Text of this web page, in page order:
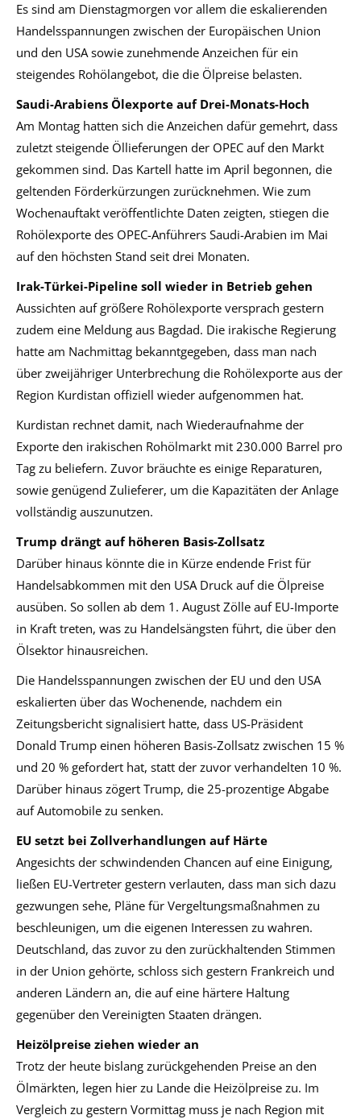
Es sind am Dienstagmorgen vor allem die eskalierenden
Handelsspannungen zwischen der Europäischen Union
und den USA sowie zunehmende Anzeichen für ein
steigendes Rohölangebot, die die Ölpreise belasten.
Saudi-Arabiens Ölexporte auf Drei-Monats-Hoch
Am Montag hatten sich die Anzeichen dafür gemehrt, dass
zuletzt steigende Öllieferungen der OPEC auf den Markt
gekommen sind. Das Kartell hatte im April begonnen, die
geltenden Förderkürzungen zurücknehmen. Wie zum
Wochenauftakt veröffentlichte Daten zeigten, stiegen die
Rohölexporte des OPEC-Anführers Saudi-Arabien im Mai
auf den höchsten Stand seit drei Monaten.
Irak-Türkei-Pipeline soll wieder in Betrieb gehen
Aussichten auf größere Rohölexporte versprach gestern
zudem eine Meldung aus Bagdad. Die irakische Regierung
hatte am Nachmittag bekanntgegeben, dass man nach
über zweijähriger Unterbrechung die Rohölexporte aus der
Region Kurdistan offiziell wieder aufgenommen hat.
Kurdistan rechnet damit, nach Wiederaufnahme der
Exporte den irakischen Rohölmarkt mit 230.000 Barrel pro
Tag zu beliefern. Zuvor bräuchte es einige Reparaturen,
sowie genügend Zulieferer, um die Kapazitäten der Anlage
vollständig auszunutzen.
Trump drängt auf höheren Basis-Zollsatz
Darüber hinaus könnte die in Kürze endende Frist für
Handelsabkommen mit den USA Druck auf die Ölpreise
ausüben. So sollen ab dem 1. August Zölle auf EU-Importe
in Kraft treten, was zu Handelsängsten führt, die über den
Ölsektor hinausreichen.
Die Handelsspannungen zwischen der EU und den USA
eskalierten über das Wochenende, nachdem ein
Zeitungsbericht signalisiert hatte, dass US-Präsident
Donald Trump einen höheren Basis-Zollsatz zwischen 15 %
und 20 % gefordert hat, statt der zuvor verhandelten 10 %.
Darüber hinaus zögert Trump, die 25-prozentige Abgabe
auf Automobile zu senken.
EU setzt bei Zollverhandlungen auf Härte
Angesichts der schwindenden Chancen auf eine Einigung,
ließen EU-Vertreter gestern verlauten, dass man sich dazu
gezwungen sehe, Pläne für Vergeltungsmaßnahmen zu
beschleunigen, um die eigenen Interessen zu wahren.
Deutschland, das zuvor zu den zurückhaltenden Stimmen
in der Union gehörte, schloss sich gestern Frankreich und
anderen Ländern an, die auf eine härtere Haltung
gegenüber den Vereinigten Staaten drängen.
Heizölpreise ziehen wieder an
Trotz der heute bislang zurückgehenden Preise an den
Ölmärkten, legen hier zu Lande die Heizölpreise zu. Im
Vergleich zu gestern Vormittag muss je nach Region mit